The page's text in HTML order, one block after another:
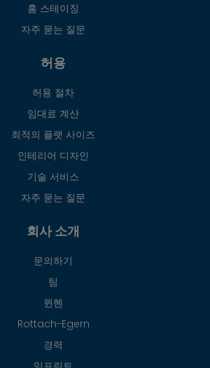
홈 스테이징
자주 묻는 질문
허용
허용 절차
임대료 계산
최적의 플랫 사이즈
인테리어 디자인
기술 서비스
자주 묻는 질문
회사 소개
문의하기
팀
뮌헨
Rottach-Egern
경력